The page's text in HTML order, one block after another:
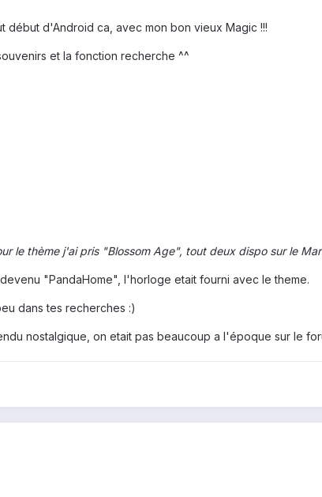
début d'Android ca, avec mon bon vieux Magic !!!
et la fonction recherche ^^
le thème j'ai pris "Blossom Age", tout deux dispo sur le
"PandaHome", l'horloge etait fourni avec le theme.
dans tes recherches :)
nostalgique, on etait pas beaucoup a l'époque sur le